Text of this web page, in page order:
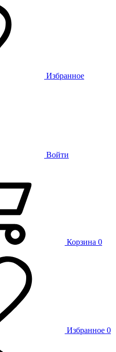
Избранное
Войти
Корзина 0
Избранное 0